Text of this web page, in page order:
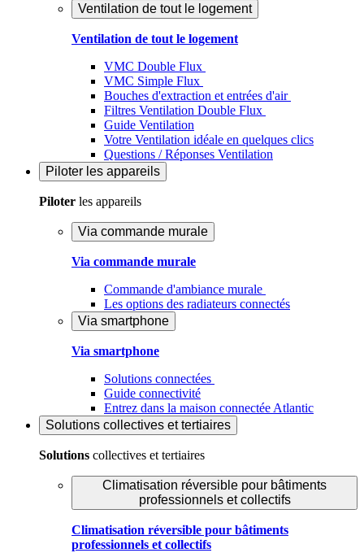
Ventilation de tout le logement
Ventilation de tout le logement
VMC Double Flux
VMC Simple Flux
Bouches d'extraction et entrées d'air
Filtres Ventilation Double Flux
Guide Ventilation
Votre Ventilation idéale en quelques clics
Questions / Réponses Ventilation
Piloter les appareils
Piloter les appareils
Via commande murale
Via commande murale
Commande d'ambiance murale
Les options des radiateurs connectés
Via smartphone
Via smartphone
Solutions connectées
Guide connectivité
Entrez dans la maison connectée Atlantic
Solutions collectives et tertiaires
Solutions collectives et tertiaires
Climatisation réversible pour bâtiments
professionnels et collectifs
Climatisation réversible pour bâtiments
professionnels et collectifs